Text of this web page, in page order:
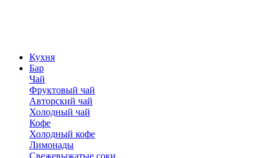
Кухня
Бар
Чай
Фруктовый чай
Авторский чай
Холодный чай
Кофе
Холодный кофе
Лимонады
Свежевыжатые соки